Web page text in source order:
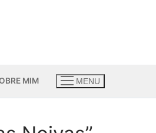
MIM MENU